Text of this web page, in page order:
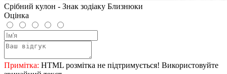
Срібний кулон - Знак зодіаку Близнюки
Оцінка
Примітка: HTML розмітка не підтримується! Використовуйте